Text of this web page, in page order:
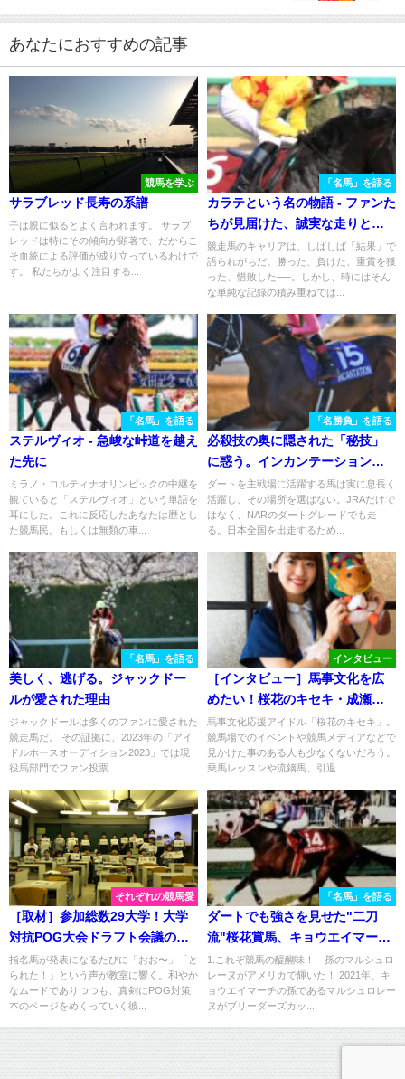
あなたにおすすめの記事
競馬を学ぶ
サラブレッド長寿の系譜
子は親に似るとよく言われます。 サラブ
レッドは特にその傾向が顕著で、だからこ
そ血統による評価が成り立っているわけで
す。 私たちがよく注目する...
「名馬」を語る
カラテという名の物語 - ファンた
ちが見届けた、誠実な走りと温
かな余韻
競走馬のキャリアは、しばしば「結果」で
語られがちだ。勝った、負けた、重賞を獲
った、惜敗した──。しかし、時にはそん
な単純な記録の積み重ねでは...
「名馬」を語る
ステルヴィオ - 急峻な峠道を越え
た先に
ミラノ・コルティナオリンピックの中継を
観ていると「ステルヴィオ」という単語を
耳にした。これに反応したあなたは歴とし
た競馬民。もしくは無類の車...
「名勝負」を語る
必殺技の奥に隠された「秘技」
に惑う。インカンテーションの
みやこSを振り返る。
ダートを主戦場に活躍する馬は実に息長く
活躍し、その場所を選ばない。JRAだけで
はなく、NARのダートグレードでも走
る。日本全国を出走するため...
「名馬」を語る
美しく、逃げる。ジャックドー
ルが愛された理由
ジャックドールは多くのファンに愛された
競走馬だ。 その証拠に、2023年の「アイ
ドルホースオーディション2023」では現
役馬部門でファン投票...
インタビュー
［インタビュー］馬事文化を広
めたい！桜花のキセキ・成瀬琴
さん独占インタビュー
馬事文化応援アイドル「桜花のキセキ」。
競馬場でのイベントや競馬メディアなどで
見かけた事のある人も少なくないだろう。
乗馬レッスンや流鏑馬、引退...
それぞれの競馬愛
［取材］参加総数29大学！大学
対抗POG大会ドラフト会議の熱
気が凄かった！
指名馬が発表になるたびに「おお〜」「と
られた！」という声が教室に響く。和やか
なムードでありつつも、真剣にPOG対策
本のページをめくっていく彼...
「名馬」を語る
ダートでも強さを見せた"二刀
流"桜花賞馬、キョウエイマー
チ。その挑戦の旅を振り返る
1.これぞ競馬の醍醐味！ 孫のマルシュロ
レーヌがアメリカで輝いた！ 2021年、キ
ョウエイマーチの孫であるマルシュロレー
ヌがブリーダーズカッ...